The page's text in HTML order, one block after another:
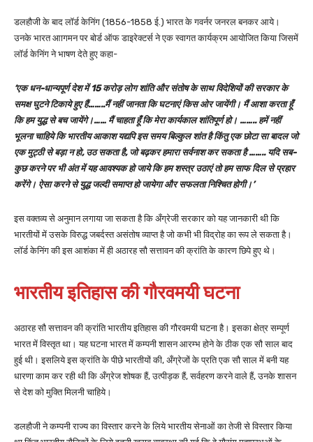
डलहौजी के बाद लॉर्ड केनिंग (1856-1858 ई.) भारत के गवर्नर जनरल बनकर आये।
उनके भारत आागमन पर बोर्ड ऑफ डाइरेक्टर्स ने एक स्वागत कार्यक्रम आयोजित किया जिसमें
लॉर्ड केनिंग ने भाषण देते हुए कहा-
‘एक धन-धान्यपूर्ण देश में 15 करोड़ लोग शांति और संतोष के साथ विदेशियों की सरकार के
समक्ष घुटने टिकाये हुए हैं……..मैं नहीं जानता कि घटनाएं किस ओर जायेंगी। मैं आशा करता हूँ
कि हम युद्ध से बच जायेंगे।…… मैं चाहता हूँ कि मेरा कार्यकाल शांतिपूर्ण हो। …….. हमें नहीं
भूलना चाहिये कि भारतीय आकाश यद्यपि इस समय बिल्कुल शांत है किंतु एक छोटा सा बादल जो
एक मुट्ठी से बड़ा न हो, उठ सकता है, जो बढ़कर हमारा सर्वनाश कर सकता है …….. यदि सब-
कुछ करने पर भी अंत में यह आवश्यक हो जाये कि हम शस्त्र उठाएं तो हम साफ दिल से प्रहार
करेंगे। ऐसा करने से युद्ध जल्दी समाप्त हो जायेगा और सफलता निश्चित होगी।’
इस वक्तव्य से अनुमान लगाया जा सकता है कि अँग्रेजी सरकार को यह जानकारी थी कि
भारतीयों में उसके विरुद्ध जबर्दस्त असंतोष व्याप्त है जो कभी भी विद्रोह का रूप ले सकता है।
लॉर्ड केनिंग की इस आशंका में ही अठारह सौ सत्तावन की क्रांति के कारण छिपे हुए थे।
भारतीय इतिहास की गौरवमयी घटना
अठारह सौ सत्तावन की क्रांति भारतीय इतिहास की गौरवमयी घटना है। इसका क्षेत्र सम्पूर्ण
भारत में विस्तृत था। यह घटना भारत में कम्पनी शासन आरम्भ होने के ठीक एक सौ साल बाद
हुई थी। इसलिये इस क्रांति के पीछे भारतीयों की, अँग्रेजों के प्रति एक सौ साल में बनी यह
धारणा काम कर रही थी कि अँग्रेज शोषक हैं, उत्पीड़क हैं, सर्वहरण करने वाले हैं, उनके शासन
से देश को मुक्ति मिलनी चाहिये।
डलहौजी ने कम्पनी राज्य का विस्तार करने के लिये भारतीय सेनाओं का तेजी से विस्तार किया